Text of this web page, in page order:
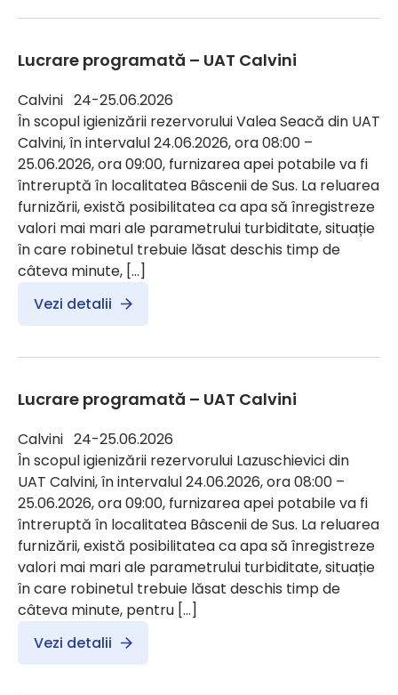
Lucrare programată – UAT Calvini
Calvini 24-25.06.2026
În scopul igienizării rezervorului Valea Seacă din UAT
Calvini, în intervalul 24.06.2026, ora 08:00 –
25.06.2026, ora 09:00, furnizarea apei potabile va fi
întreruptă în localitatea Bâscenii de Sus. La reluarea
furnizării, există posibilitatea ca apa să înregistreze
valori mai mari ale parametrului turbiditate, situație
în care robinetul trebuie lăsat deschis timp de
câteva minute, […]
Vezi detalii
Lucrare programată – UAT Calvini
Calvini 24-25.06.2026
În scopul igienizării rezervorului Lazuschievici din
UAT Calvini, în intervalul 24.06.2026, ora 08:00 –
25.06.2026, ora 09:00, furnizarea apei potabile va fi
întreruptă în localitatea Bâscenii de Sus. La reluarea
furnizării, există posibilitatea ca apa să înregistreze
valori mai mari ale parametrului turbiditate, situație
în care robinetul trebuie lăsat deschis timp de
câteva minute, pentru […]
Vezi detalii